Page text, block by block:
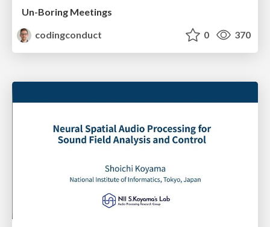
Un-Boring Meetings
codingconduct
0 370